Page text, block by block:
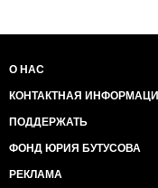
О НАС
КОНТАКТНАЯ
ПОДДЕРЖАТЬ
ФОНД ЮРИЯ БУТУСОВА
РЕКЛАМА